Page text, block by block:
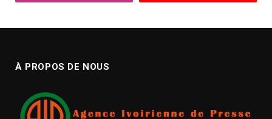
À PROPOS DE NOUS